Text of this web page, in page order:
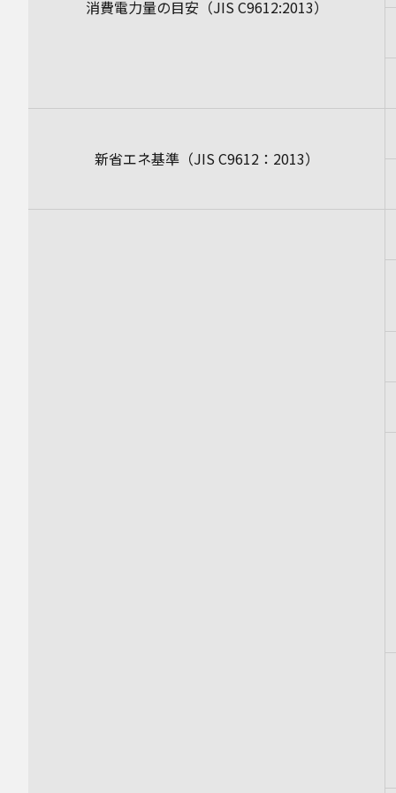
消費電力量の目安（JIS C9612:2013）
新省エネ基準（JIS C9612：2013）